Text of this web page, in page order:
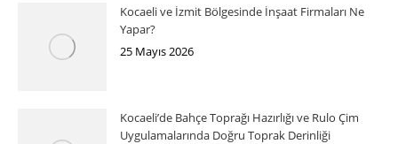
Kocaeli ve İzmit Bölgesinde İnşaat Firmaları Ne
Yapar?
25 Mayıs 2026
Kocaeli’de Bahçe Toprağı Hazırlığı ve Rulo Çim
Uygulamalarında Doğru Toprak Derinliği